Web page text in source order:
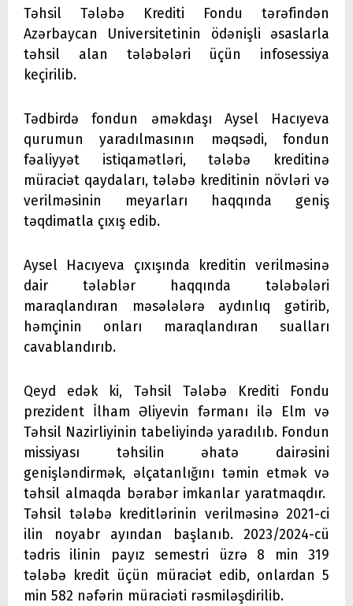
Təhsil Tələbə Krediti Fondu tərəfindən
Azərbaycan Universitetinin ödənişli əsaslarla
təhsil alan tələbələri üçün infosessiya
keçirilib.
Tədbirdə fondun əməkdaşı Aysel Hacıyeva
qurumun yaradılmasının məqsədi, fondun
fəaliyyət istiqamətləri, tələbə kreditinə
müraciət qaydaları, tələbə kreditinin növləri və
verilməsinin meyarları haqqında geniş
təqdimatla çıxış edib.
Aysel Hacıyeva çıxışında kreditin verilməsinə
dair tələblər haqqında tələbələri
maraqlandıran məsələlərə aydınlıq gətirib,
həmçinin onları maraqlandıran sualları
cavablandırıb.
Qeyd edək ki, Təhsil Tələbə Krediti Fondu
prezident İlham Əliyevin fərmanı ilə Elm və
Təhsil Nazirliyinin tabeliyində yaradılıb. Fondun
missiyası təhsilin əhatə dairəsini
genişləndirmək, əlçatanlığını təmin etmək və
təhsil almaqda bərabər imkanlar yaratmaqdır.
Təhsil tələbə kreditlərinin verilməsinə 2021-ci
ilin noyabr ayından başlanıb. 2023/2024-cü
tədris ilinin payız semestri üzrə 8 min 319
tələbə kredit üçün müraciət edib, onlardan 5
min 582 nəfərin müraciəti rəsmiləşdirilib.